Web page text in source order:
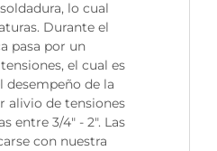
lo cual
Durante el
pasa por un
el cual es
desempeño de la
alivio de tensiones
entre 3/4" - 2". Las
con nuestra